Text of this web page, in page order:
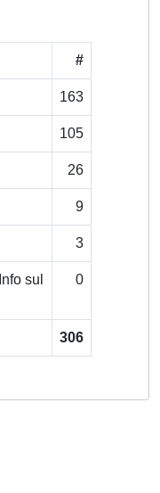
#
163
105
26
9
3
sul
0
306